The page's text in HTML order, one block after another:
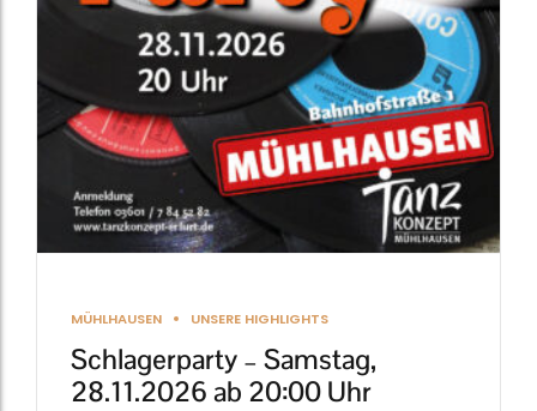
MÜHLHAUSEN UNSERE HIGHLIGHTS
Schlagerparty – Samstag,
28.11.2026 ab 20:00 Uhr